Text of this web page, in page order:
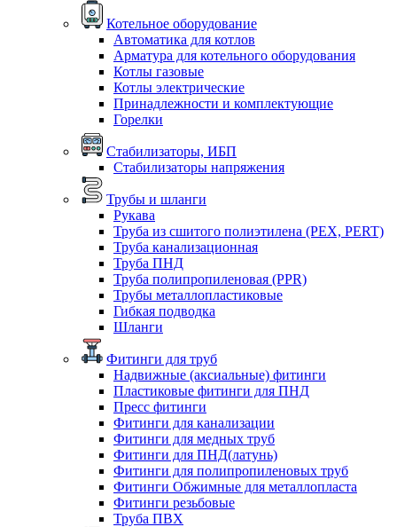
Котельное оборудование
Автоматика для котлов
Арматура для котельного оборудования
Котлы газовые
Котлы электрические
Принадлежности и комплектующие
Горелки
Стабилизаторы, ИБП
Стабилизаторы напряжения
Трубы и шланги
Рукава
Труба из сшитого полиэтилена (PEX, PERT)
Труба канализационная
Труба ПНД
Труба полипропиленовая (PPR)
Трубы металлопластиковые
Гибкая подводка
Шланги
Фитинги для труб
Надвижные (аксиальные) фитинги
Пластиковые фитинги для ПНД
Пресс фитинги
Фитинги для канализации
Фитинги для медных труб
Фитинги для ПНД(латунь)
Фитинги для полипропиленовых труб
Фитинги Обжимные для металлопласта
Фитинги резьбовые
Труба ПВХ